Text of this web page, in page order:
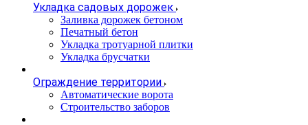
Укладка садовых дорожек
Заливка дорожек бетоном
Печатный бетон
Укладка тротуарной плитки
Укладка брусчатки
Ограждение территории
Автоматические ворота
Строительство заборов